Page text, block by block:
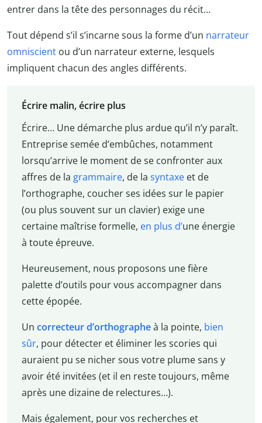
entrer dans la tête des personnages du récit…
Tout dépend s’il s’incarne sous la forme d’un narrateur
omniscient ou d’un narrateur externe, lesquels
impliquent chacun des angles différents.
Écrire malin, écrire plus
Écrire… Une démarche plus ardue qu’il n’y paraît.
Entreprise semée d’embûches, notamment
lorsqu’arrive le moment de se confronter aux
affres de la grammaire, de la syntaxeet de
l’orthographe, coucher ses idées sur le papier
(ou plus souvent sur un clavier) exige une
certaine maîtrise formelle, en plus d’une énergie
à toute épreuve.
Heureusement, nous proposons une fière
palette d’outils pour vous accompagner dans
cette épopée.
Un correcteur d’orthographeà la pointe, bien
sûr, pour détecter et éliminer les scories qui
auraient pu se nicher sous votre plume sans y
avoir été invitées (et il en reste toujours, même
après une dizaine de relectures…).
Mais également, pour vos recherches et